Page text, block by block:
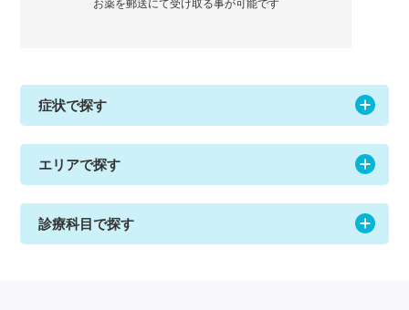
症状で探す
エリアで探す
診療科目で探す